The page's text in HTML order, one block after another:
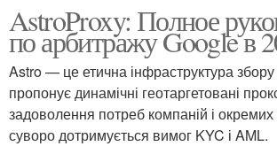
AstroProxy: Полное
по арбитражу Google в
Astro — це етична інфраструктура
пропонує динамічні геотаргетовані
задоволення потреб компаній і окремих
суворо дотримується вимог KYC і AML.